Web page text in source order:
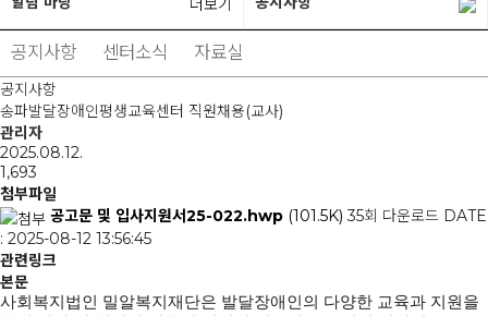
공지사항 센터소식 자료실
공지사항
송파발달장애인평생교육센터 직원채용(교사)
관리자
2025.08.12.
1,693
첨부파일
공고문 및 입사지원서25-022.hwp (101.5K)35회 다운로드 DATE
: 2025-08-12 13:56:45
관련링크
본문
사회복지법인 밀알복지재단은 발달장애인의 다양한 교육과 지원을